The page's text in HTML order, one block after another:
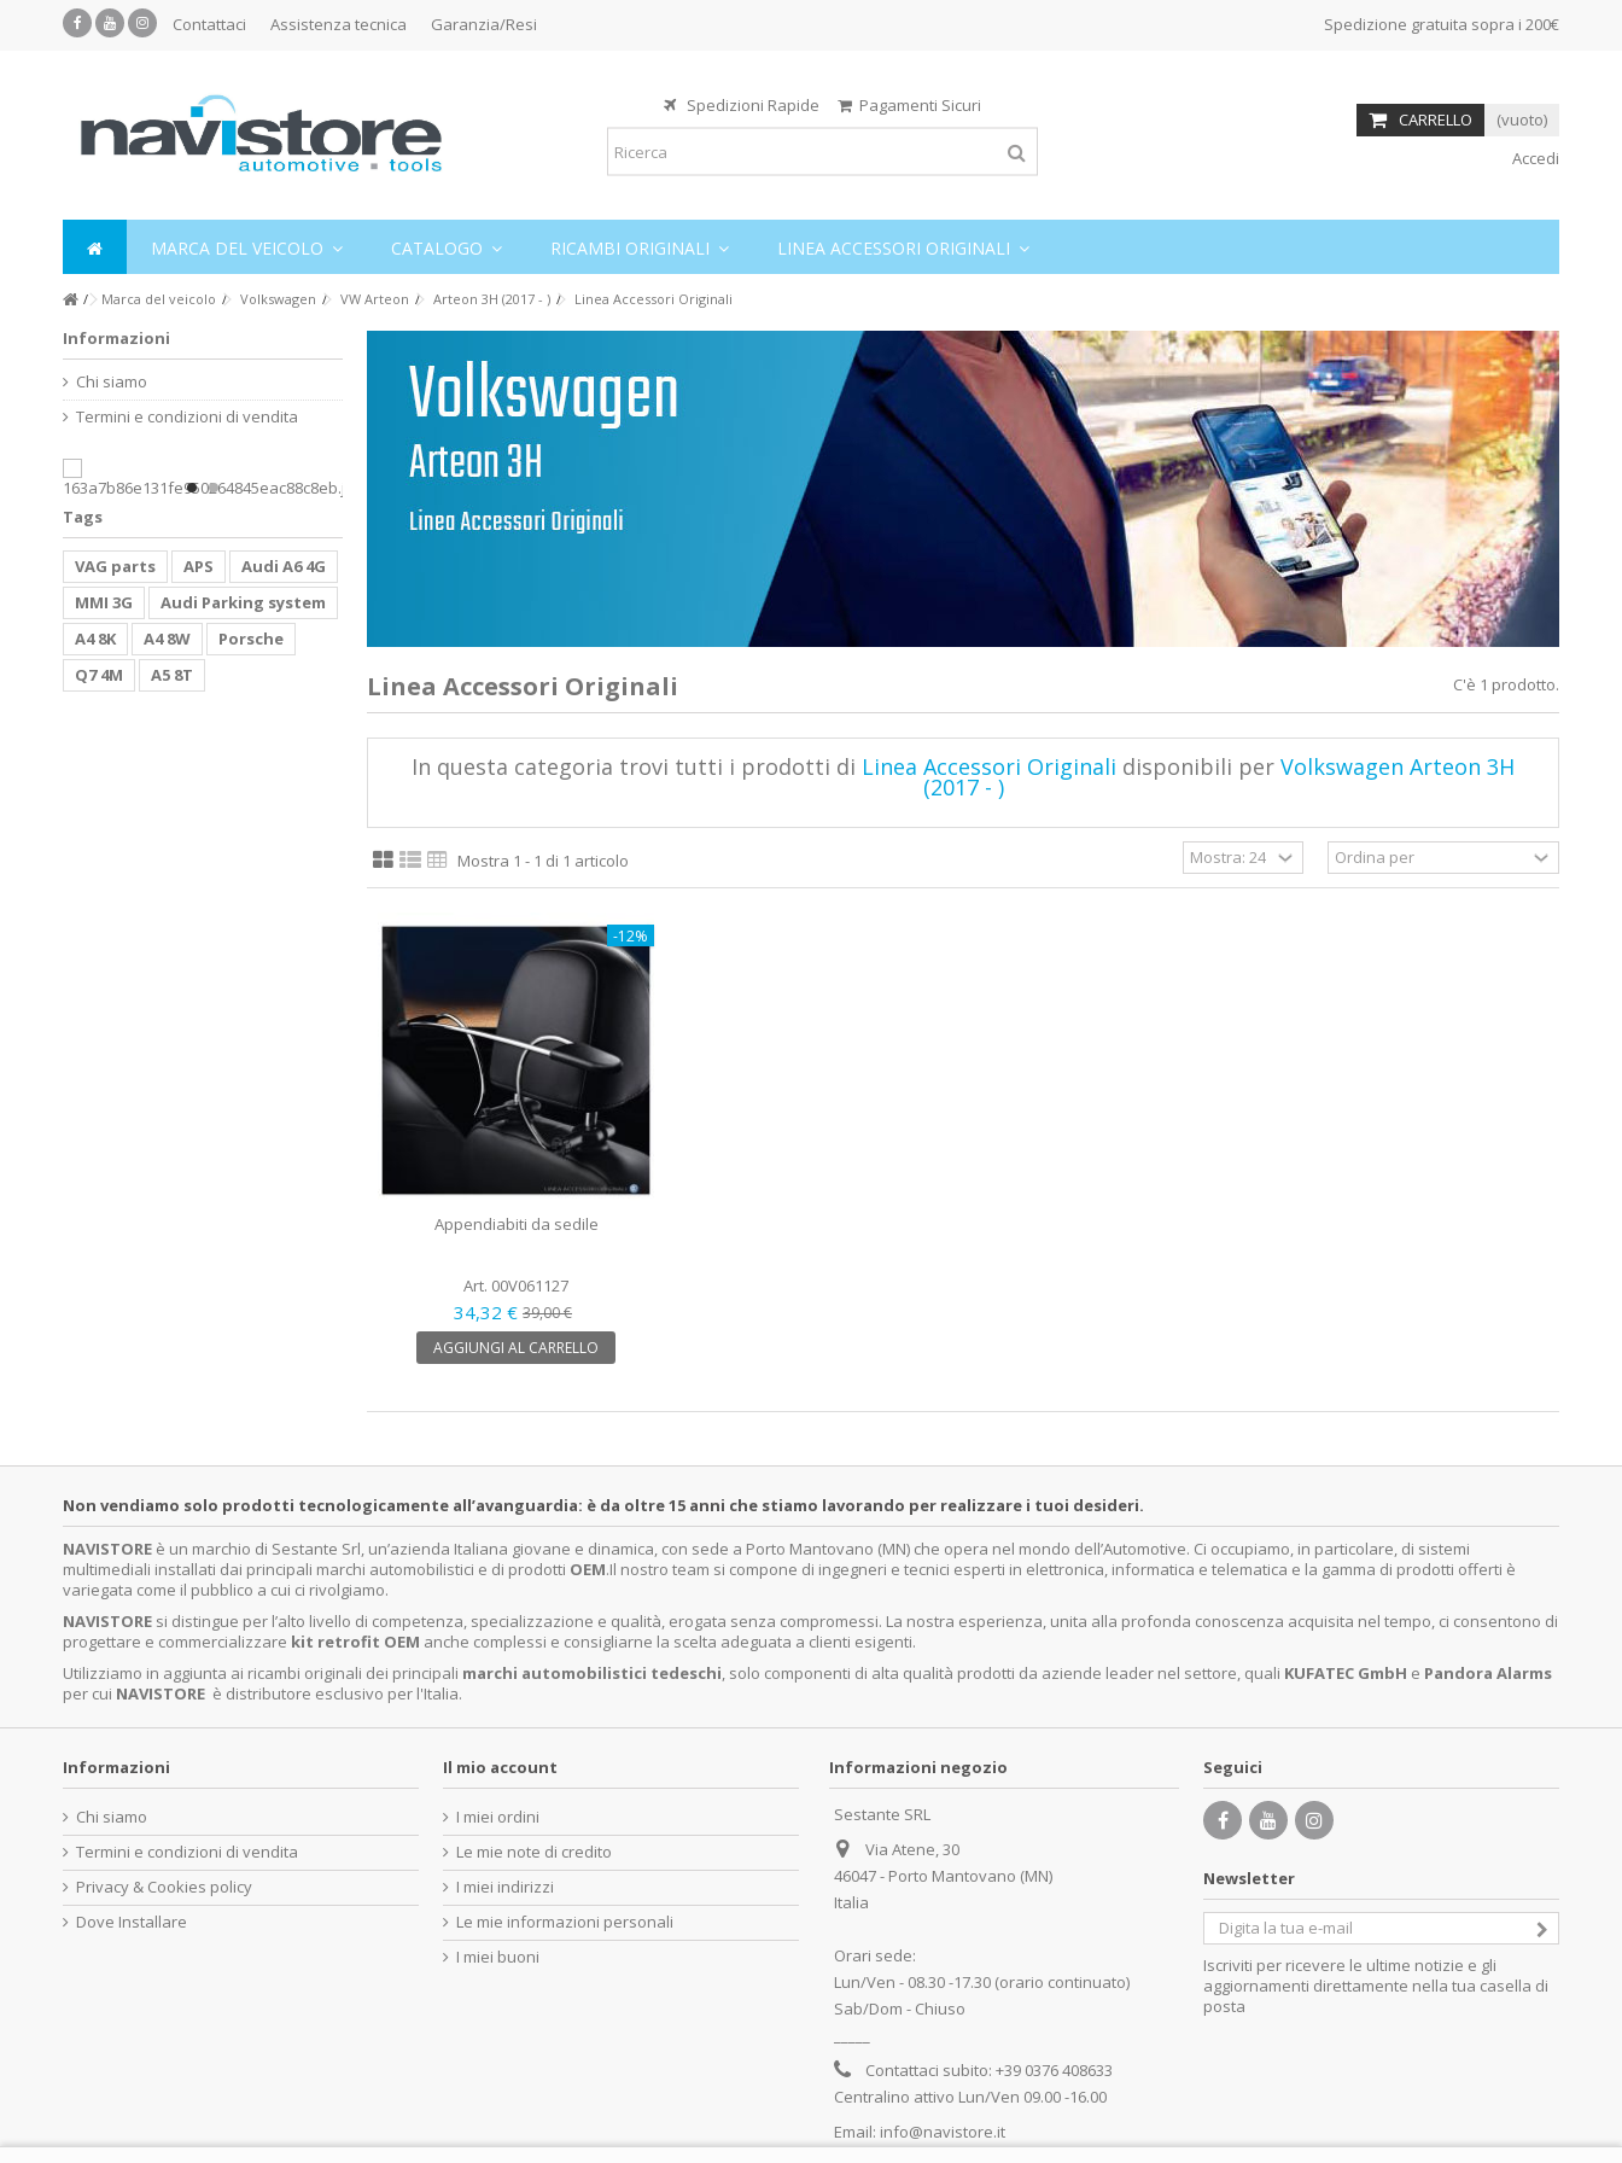
Contattaci Assistenza tecnica Garanzia/Resi Spedizione gratuita sopra i 200€
Spedizioni Rapide Pagamenti Sicuri
CARRELLO
(vuoto)
Accedi
MARCA DEL VEICOLO CATALOGO RICAMBI ORIGINALI LINEA ACCESSORI ORIGINALI
Marca del veicolo Volkswagen VW Arteon Arteon 3H (2017 - ) Linea Accessori Originali
Linea Accessori Originali C'è 1 prodotto.
In questa categoria trovi tutti i prodotti di Linea Accessori Originali disponibili per Volkswagen Arteon 3H
(2017 - )
Mostra 1 - 1 di 1 articolo
-12%
Appendiabiti da sedile
Art. 00V061127
34,32 € 39,00 €
AGGIUNGI AL CARRELLO
Informazioni
Chi siamo
Termini e condizioni di vendita
Tags
VAG parts APS
Audi A6 4G
MMI 3G
Audi Parking system
A4 8K
A4 8W
Porsche
Q7 4M
A5 8T
Non vendiamo solo prodotti tecnologicamente all’avanguardia: è da oltre 15 anni che stiamo lavorando per realizzare i tuoi desideri.
NAVISTORE è un marchio di Sestante Srl, un’azienda Italiana giovane e dinamica, con sede a Porto Mantovano (MN) che opera nel mondo dell’Automotive. Ci occupiamo, in particolare, di sistemi
multimediali installati dai principali marchi automobilistici e di prodotti OEM.Il nostro team si compone di ingegneri e tecnici esperti in elettronica, informatica e telematica e la gamma di prodotti offerti è
variegata come il pubblico a cui ci rivolgiamo.
NAVISTORE si distingue per l’alto livello di competenza, specializzazione e qualità, erogata senza compromessi. La nostra esperienza, unita alla profonda conoscenza acquisita nel tempo, ci consentono di
progettare e commercializzare kit retrofit OEM anche complessi e consigliarne la scelta adeguata a clienti esigenti.
Utilizziamo in aggiunta ai ricambi originali dei principali marchi automobilistici tedeschi, solo componenti di alta qualità prodotti da aziende leader nel settore, quali KUFATEC GmbH e Pandora Alarms
per cui NAVISTORE è distributore esclusivo per l'Italia.
Informazioni
Chi siamo
Termini e condizioni di vendita
Privacy & Cookies policy
Dove Installare
Il mio account
I miei ordini
Le mie note di credito
I miei indirizzi
Le mie informazioni personali
I miei buoni
Informazioni negozio
Sestante SRL
Via Atene, 30
46047 - Porto Mantovano (MN)
Italia
Orari sede:
Lun/Ven - 08.30 -17.30 (orario continuato)
Sab/Dom - Chiuso
Contattaci subito: +39 0376 408633
Centralino attivo Lun/Ven 09.00 -16.00
Email: info@navistore.it
Seguici
Newsletter
Iscriviti per ricevere le ultime notizie e gli
aggiornamenti direttamente nella tua casella di
posta